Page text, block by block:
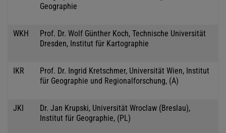
Geographie
WKH
Prof. Dr. Wolf Günther Koch, Technische Universität
Dresden, Institut für Kartographie
IKR
Prof. Dr. Ingrid Kretschmer, Universität Wien, Institut
für Geographie und Regionalforschung, (A)
JKI
Dr. Jan Krupski, Universität Wroclaw (Breslau),
Institut für Geographie, (PL)